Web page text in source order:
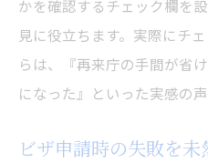
かを確認するチェック欄を
見に役立ちます。実際にチ
らは、『再来庁の手間が省
になった』といった実感の
ビザ申請時の失敗を